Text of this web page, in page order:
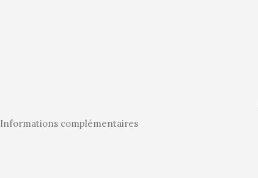
Informations complémentaires